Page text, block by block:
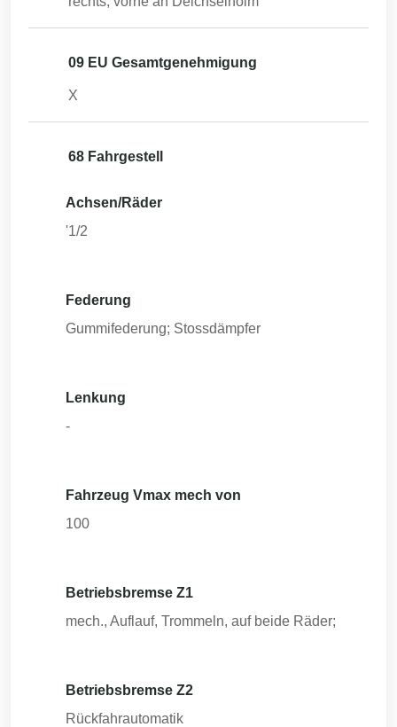
09 EU Gesamtgenehmigung
X
68 Fahrgestell
Achsen/Räder
'1/2
Federung
Gummifederung; Stossdämpfer
Lenkung
-
Fahrzeug Vmax mech von
100
Betriebsbremse Z1
mech., Auflauf, Trommeln, auf beide Räder;
Betriebsbremse Z2
Rückfahrautomatik